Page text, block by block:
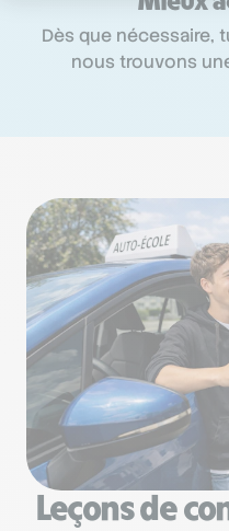
Dès que nécessaire,
nous trouvons
Leçons de